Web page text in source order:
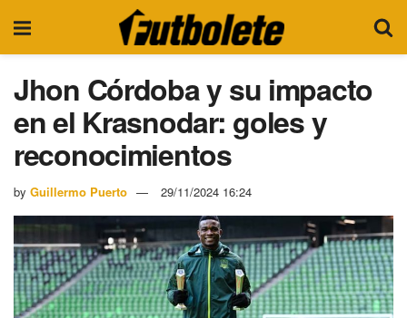
Jhon Córdoba y su impacto
en el Krasnodar: goles y
reconocimientos
by Guillermo Puerto 29/11/2024 16:24